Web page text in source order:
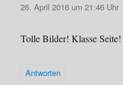
26. April 2016 um 21:46 Uhr
Tolle Bilder! Klasse Seite!
Antworten